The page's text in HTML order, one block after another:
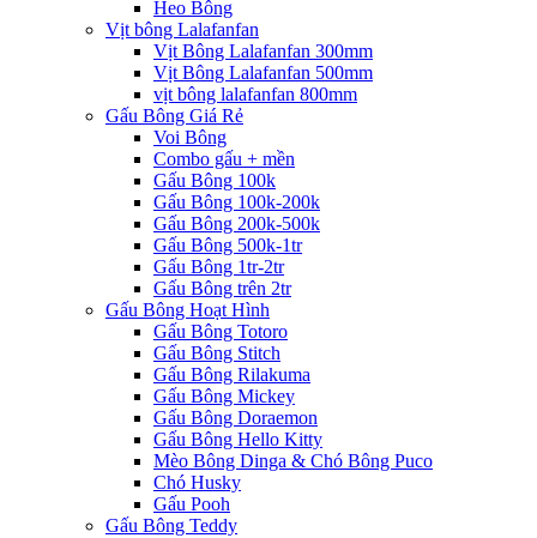
Heo Bông
Vịt bông Lalafanfan
Vịt Bông Lalafanfan 300mm
Vịt Bông Lalafanfan 500mm
vịt bông lalafanfan 800mm
Gấu Bông Giá Rẻ
Voi Bông
Combo gấu + mền
Gấu Bông 100k
Gấu Bông 100k-200k
Gấu Bông 200k-500k
Gấu Bông 500k-1tr
Gấu Bông 1tr-2tr
Gấu Bông trên 2tr
Gấu Bông Hoạt Hình
Gấu Bông Totoro
Gấu Bông Stitch
Gấu Bông Rilakuma
Gấu Bông Mickey
Gấu Bông Doraemon
Gấu Bông Hello Kitty
Mèo Bông Dinga & Chó Bông Puco
Chó Husky
Gấu Pooh
Gấu Bông Teddy